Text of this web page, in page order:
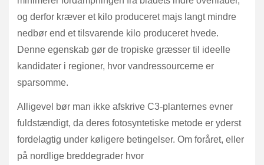
og derfor kræver et kilo produceret majs langt mindre
nedbør end et tilsvarende kilo produceret hvede.
Denne egenskab gør de tropiske græsser til ideelle
kandidater i regioner, hvor vandressourcerne er
sparsomme.
Alligevel bør man ikke afskrive C3-planternes evner
fuldstændigt, da deres fotosyntetiske metode er yderst
fordelagtig under køligere betingelser. Om foråret, eller
på nordlige breddegrader hvor